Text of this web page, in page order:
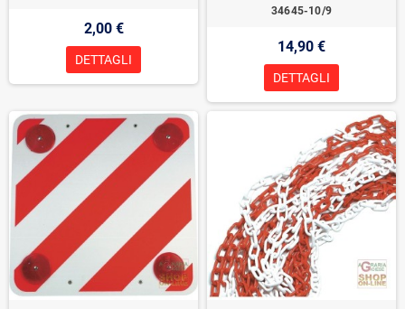
2,00 €
DETTAGLI
34645-10/9
14,90 €
DETTAGLI